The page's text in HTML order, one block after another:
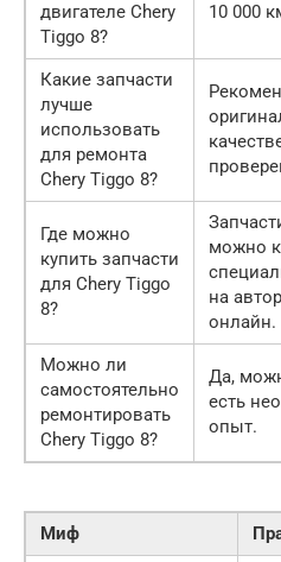
двигателе Chery
Tiggo 8?
10 000
Какие запчасти
лучше
использовать
для ремонта
Chery Tiggo 8?
Где можно
купить запчасти
для Chery Tiggo
8?
можно
на
онлайн.
Можно ли
самостоятельно
ремонтировать
Chery Tiggo 8?
Да,
есть
опыт.
Миф